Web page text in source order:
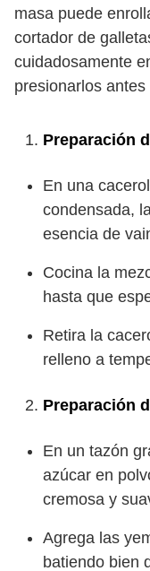
masa puede
cortador de
cuidadosamente
presionarlos
Preparación
En una
condensada,
esencia de
Cocina la
hasta que
Retira la
relleno a
Preparación
En un tazón
azúcar en
cremosa y
Agrega las
batiendo bien